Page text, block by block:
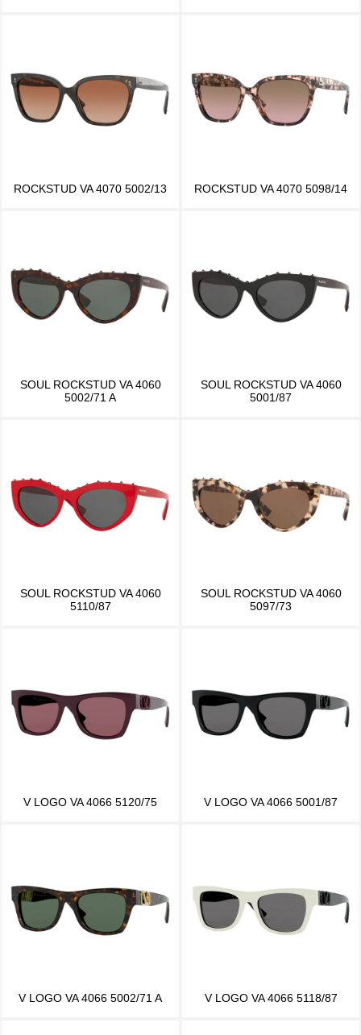
ROCKSTUD VA 4070 5002/13 ROCKSTUD VA 4070 5098/14
SOUL ROCKSTUD VA 4060
5002/71 A
SOUL ROCKSTUD VA 4060
5001/87
SOUL ROCKSTUD VA 4060
5110/87
SOUL ROCKSTUD VA 4060
5097/73
V LOGO VA 4066 5120/75 V LOGO VA 4066 5001/87
V LOGO VA 4066 5002/71 A V LOGO VA 4066 5118/87